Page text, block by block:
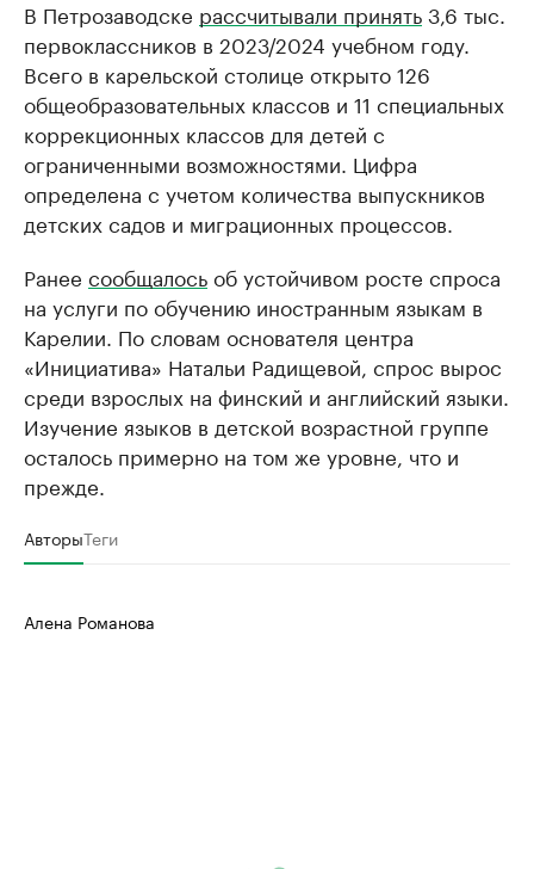
В Петрозаводске рассчитывали принять3,6 тыс.
первоклассников в 2023/2024 учебном году.
Всего в карельской столице открыто 126
общеобразовательных классов и 11 специальных
коррекционных классов для детей с
ограниченными возможностями. Цифра
определена с учетом количества выпускников
детских садов и миграционных процессов.
Ранее сообщалосьоб устойчивом росте спроса
на услуги по обучению иностранным языкам в
Карелии. По словам основателя центра
«Инициатива» Натальи Радищевой, спрос вырос
среди взрослых на финский и английский языки.
Изучение языков в детской возрастной группе
осталось примерно на том же уровне, что и
прежде.
АвторыТеги
Алена Романова